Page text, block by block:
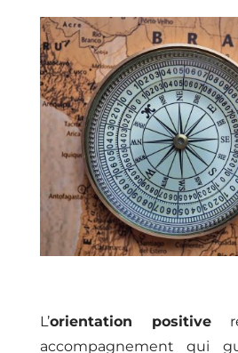
L’orientation positive
accompagnement qui